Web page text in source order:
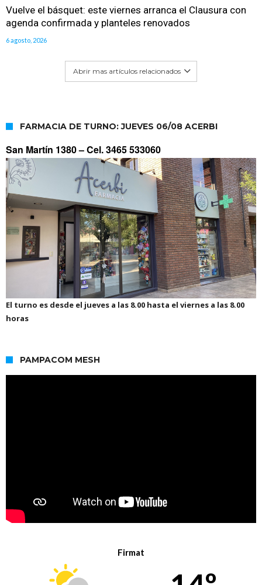
Vuelve el básquet: este viernes arranca el Clausura con
agenda confirmada y planteles renovados
6 agosto, 2026
Abrir mas artículos relacionados
FARMACIA DE TURNO: JUEVES 06/08 ACERBI
San Martín 1380 –Cel. 3465 533060
El turno es desde el jueves a las 8.00 hasta el viernes a las 8.00
horas
PAMPACOM MESH
Firmat